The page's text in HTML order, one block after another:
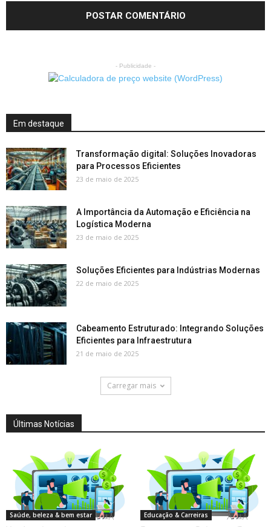
- Publicidade -
Em destaque
Transformação digital: Soluções Inovadoras
para Processos Eficientes
23 de maio de 2025
A Importância da Automação e Eficiência na
Logística Moderna
23 de maio de 2025
Soluções Eficientes para Indústrias Modernas
22 de maio de 2025
Cabeamento Estruturado: Integrando Soluções
Eficientes para Infraestrutura
21 de maio de 2025
Carregar mais
Últimas Notícias
Saúde, beleza & bem estar Educação & Carreiras